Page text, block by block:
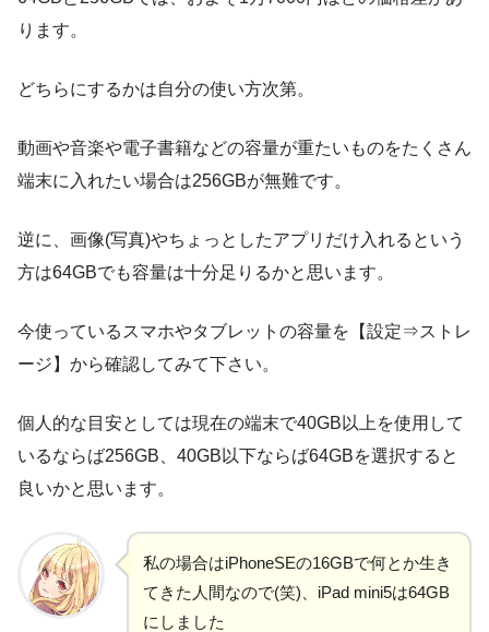
ります。
どちらにするかは自分の使い方次第。
動画や音楽や電子書籍などの容量が重たいものをたくさん
端末に入れたい場合は256GBが無難です。
逆に、画像(写真)やちょっとしたアプリだけ入れるという
方は64GBでも容量は十分足りるかと思います。
今使っているスマホやタブレットの容量を【設定⇒ストレ
ージ】から確認してみて下さい。
個人的な目安としては現在の端末で40GB以上を使用して
いるならば256GB、40GB以下ならば64GBを選択すると
良いかと思います。
私の場合はiPhoneSEの16GBで何とか生き
てきた人間なので(笑)、iPad mini5は64GB
にしました